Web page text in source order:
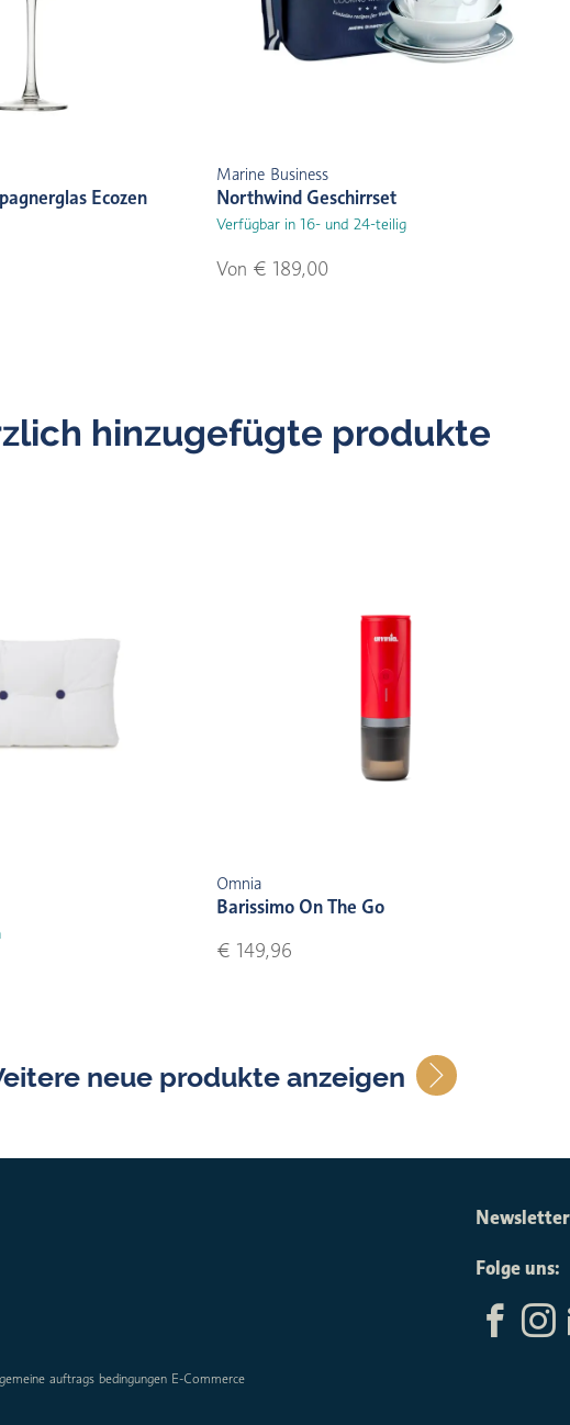
Ecozen
Marine Business
Northwind Geschirrset
Verfügbar in 16- und 24-teilig
Von € 189,00
hinzugefügte produkte
Omnia
Barissimo On The Go
€ 149,96
neue produkte anzeigen
Newsletter
Folge uns:
auftrags bedingungen E-Commerce